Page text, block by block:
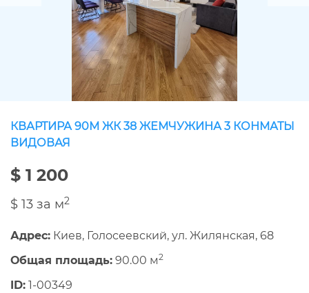
КВАРТИРА 90М ЖК 38 ЖЕМЧУЖИНА 3 КОНМАТЫ
ВИДОВАЯ
$ 1 200
$ 13 за м2
Адрес: Киев, Голосеевский, ул. Жилянская, 68
Общая площадь: 90.00 м2
ID: 1-00349